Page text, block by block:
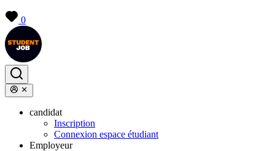
0
candidat
Inscription
Connexion espace étudiant
Employeur